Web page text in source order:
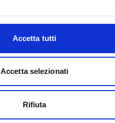
Accetta tutti
Accetta selezionati
Rifiuta